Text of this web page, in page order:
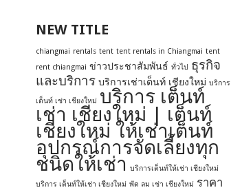
NEW TITLE
chiangmai rentals tent tent rentals in Chiangmai tent
rent chiangmai ข่าวประชาสัมพันธ์ ทั่วไป ธุรกิจ
และบริการ บริการเช่าเต็นท์ เชียงใหม่ บริการ
เต็นท์ เช่า เชียงใหม่ บริการ เต็นท์
เช่า เชียงใหม่ | เต็นท์
เชียงใหม่ ให้เช่าเต็นท์
อุปกรณ์การจัดเลี้ยงทุก
ชนิดให้เช่า บริการเต็นท์ให้เช่า เชียงใหม่
บริการ เต็นท์ให้เช่า เชียงใหม่ พัด ลม เช่า เชียงใหม่ ราคา